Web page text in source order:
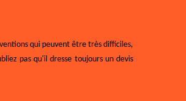
qui peuvent être très difficiles,
pas qu'il dresse toujours un devis